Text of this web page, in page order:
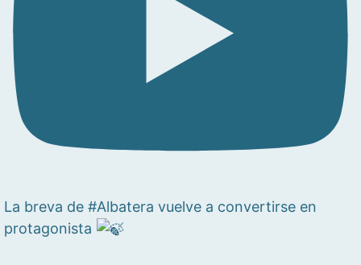
La breva de #Albatera vuelve a convertirse en
protagonista